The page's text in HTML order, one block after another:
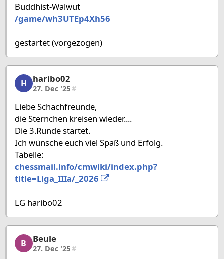
Buddhist-Walwut
/game/wh3UTEp4Xh56
gestartet (vorgezogen)
haribo02, 31/58, 27. Dec '25
H haribo02
27. Dec '25#
Liebe Schachfreunde,
die Sternchen kreisen wieder....
Die 3.Runde startet.
Ich wünsche euch viel Spaß und Erfolg.
Tabelle:
chessmail.info/cmwiki/index.php?
title=Liga_IIIa/_2026
LG haribo02
Beule, 32/58, 27. Dec '25
B Beule
27. Dec '25#